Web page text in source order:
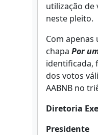
utilização de
neste pleito.
Com
chapa Por
identificada,
dos votos
AABNB no
Diretoria
Presidente